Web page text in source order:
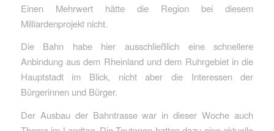
Einen Mehrwert hätte die Region bei diesem
Milliardenprojekt nicht.
Die Bahn habe hier ausschließlich eine schnellere
Anbindung aus dem Rheinland und dem Ruhrgebiet in die
Hauptstadt im Blick, nicht aber die Interessen der
Bürgerinnen und Bürger.
Der Ausbau der Bahntrasse war in dieser Woche auch